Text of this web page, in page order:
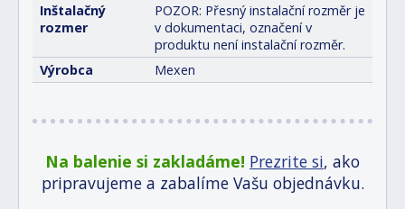
Inštalačný
rozmer
POZOR: Přesný instalační rozměr je
v dokumentaci, označení v
produktu není instalační rozměr.
Výrobca
Mexen
Na balenie si zakladáme! Prezrite si, ako
pripravujeme a zabalíme Vašu objednávku.